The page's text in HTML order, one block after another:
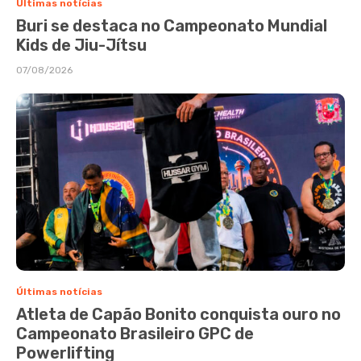
Últimas notícias
Buri se destaca no Campeonato Mundial
Kids de Jiu-Jítsu
07/08/2026
Últimas notícias
Atleta de Capão Bonito conquista ouro no
Campeonato Brasileiro GPC de
Powerlifting